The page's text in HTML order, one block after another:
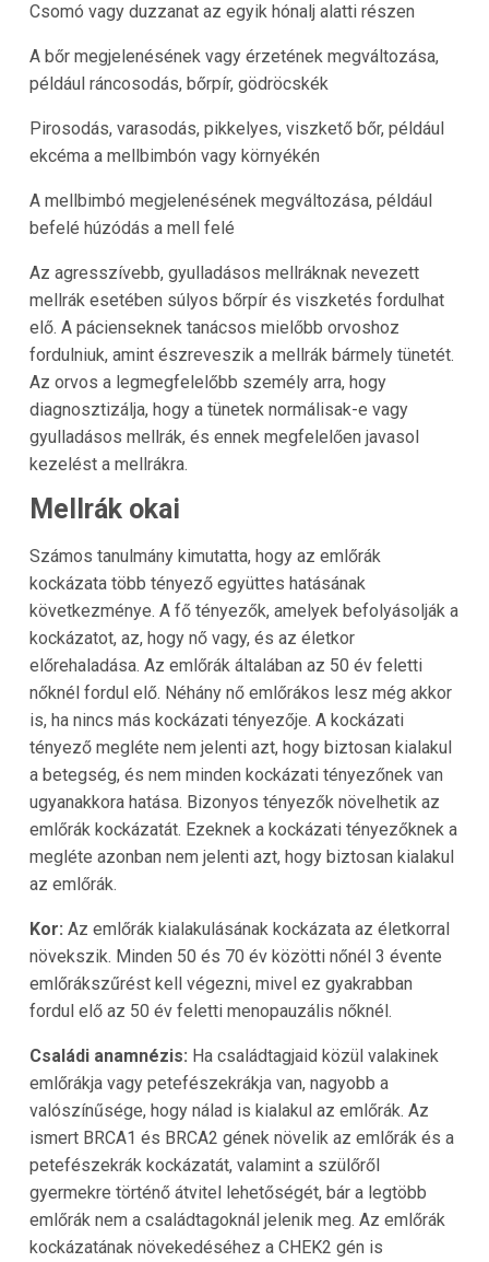
Csomó vagy duzzanat az egyik hónalj alatti részen
A bőr megjelenésének vagy érzetének megváltozása,
például ráncosodás, bőrpír, gödröcskék
Pirosodás, varasodás, pikkelyes, viszkető bőr, például
ekcéma a mellbimbón vagy környékén
A mellbimbó megjelenésének megváltozása, például
befelé húzódás a mell felé
Az agresszívebb, gyulladásos mellráknak nevezett
mellrák esetében súlyos bőrpír és viszketés fordulhat
elő. A pácienseknek tanácsos mielőbb orvoshoz
fordulniuk, amint észreveszik a mellrák bármely tünetét.
Az orvos a legmegfelelőbb személy arra, hogy
diagnosztizálja, hogy a tünetek normálisak-e vagy
gyulladásos mellrák, és ennek megfelelően javasol
kezelést a mellrákra.
Mellrák okai
Számos tanulmány kimutatta, hogy az emlőrák
kockázata több tényező együttes hatásának
következménye. A fő tényezők, amelyek befolyásolják a
kockázatot, az, hogy nő vagy, és az életkor
előrehaladása. Az emlőrák általában az 50 év feletti
nőknél fordul elő. Néhány nő emlőrákos lesz még akkor
is, ha nincs más kockázati tényezője. A kockázati
tényező megléte nem jelenti azt, hogy biztosan kialakul
a betegség, és nem minden kockázati tényezőnek van
ugyanakkora hatása. Bizonyos tényezők növelhetik az
emlőrák kockázatát. Ezeknek a kockázati tényezőknek a
megléte azonban nem jelenti azt, hogy biztosan kialakul
az emlőrák.
Kor: Az emlőrák kialakulásának kockázata az életkorral
növekszik. Minden 50 és 70 év közötti nőnél 3 évente
emlőrákszűrést kell végezni, mivel ez gyakrabban
fordul elő az 50 év feletti menopauzális nőknél.
Családi anamnézis: Ha családtagjaid közül valakinek
emlőrákja vagy petefészekrákja van, nagyobb a
valószínűsége, hogy nálad is kialakul az emlőrák. Az
ismert BRCA1 és BRCA2 gének növelik az emlőrák és a
petefészekrák kockázatát, valamint a szülőről
gyermekre történő átvitel lehetőségét, bár a legtöbb
emlőrák nem a családtagoknál jelenik meg. Az emlőrák
kockázatának növekedéséhez a CHEK2 gén is